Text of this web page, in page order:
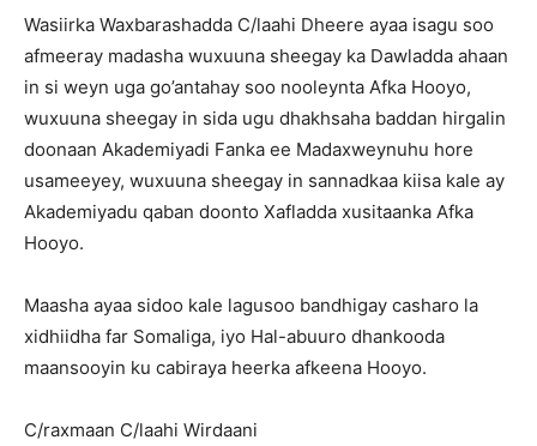
Wasiirka Waxbarashadda C/laahi Dheere ayaa isagu soo
afmeeray madasha wuxuuna sheegay ka Dawladda ahaan
in si weyn uga go’antahay soo nooleynta Afka Hooyo,
wuxuuna sheegay in sida ugu dhakhsaha baddan hirgalin
doonaan Akademiyadi Fanka ee Madaxweynuhu hore
usameeyey, wuxuuna sheegay in sannadkaa kiisa kale ay
Akademiyadu qaban doonto Xafladda xusitaanka Afka
Hooyo.
Maasha ayaa sidoo kale lagusoo bandhigay casharo la
xidhiidha far Somaliga, iyo Hal-abuuro dhankooda
maansooyin ku cabiraya heerka afkeena Hooyo.
C/raxmaan C/laahi Wirdaani